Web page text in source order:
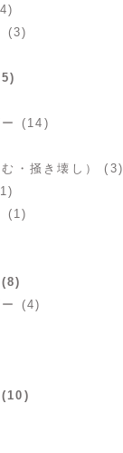
(3)
ー (14)
・掻き壊し） (3)
(1)
ー (4)
(10)